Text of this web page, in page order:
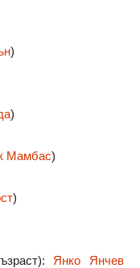
)
)
Мамбас)
)
Янко Янчев